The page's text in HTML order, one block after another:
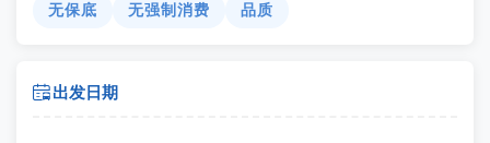
无保底
无强制消费 品质
出发日期